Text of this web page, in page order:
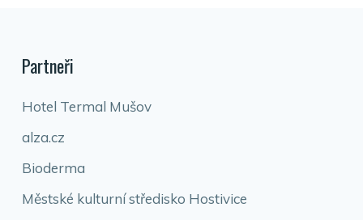
Partneři
Hotel Termal Mušov
alza.cz
Bioderma
Městské kulturní středisko Hostivice